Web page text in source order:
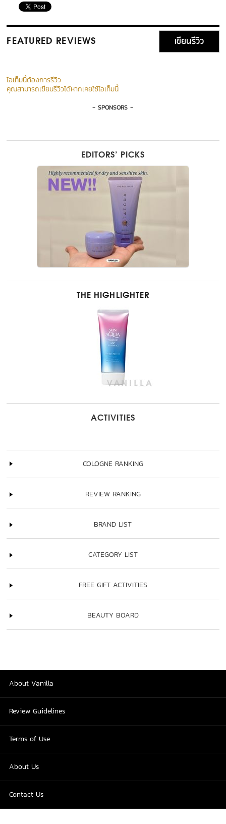
FEATURED REVIEWS เขียนรีวิว
ไอเท็มนี้ต้องการรีวิว
คุณสามารถเขียนรีวิวได้หากเคยใช้ไอเท็มนี้
- SPONSORS -
EDITORS’ PICKS
THE HIGHLIGHTER
ACTIVITIES
COLOGNE RANKING
REVIEW RANKING
BRAND LIST
CATEGORY LIST
FREE GIFT ACTIVITIES
BEAUTY BOARD
About Vanilla
Review Guidelines
Terms of Use
About Us
Contact Us